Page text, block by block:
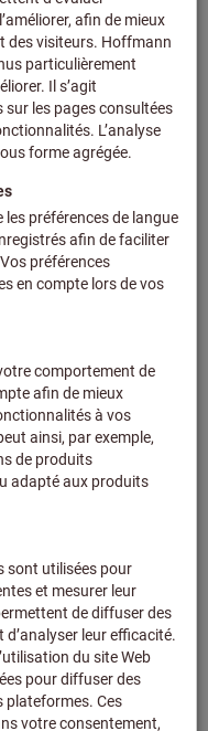
après
et les conseils
pour vous directement
pas partie de notre
pas en stock chez
Partager l’article